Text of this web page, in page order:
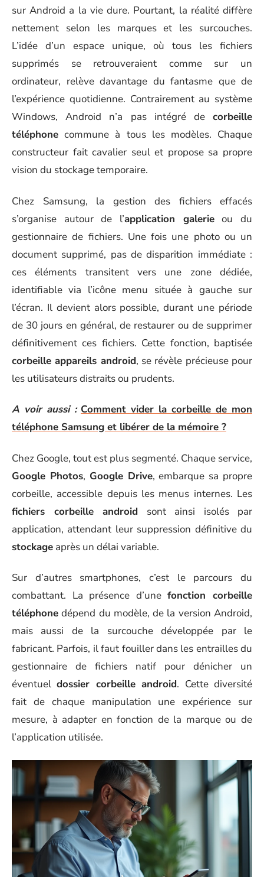
sur Android a la vie dure. Pourtant, la réalité diffère
nettement selon les marques et les surcouches.
L’idée d’un espace unique, où tous les fichiers
supprimés se retrouveraient comme sur un
ordinateur, relève davantage du fantasme que de
l’expérience quotidienne. Contrairement au système
Windows, Android n’a pas intégré de corbeille
téléphone commune à tous les modèles. Chaque
constructeur fait cavalier seul et propose sa propre
vision du stockage temporaire.
Chez Samsung, la gestion des fichiers effacés
s’organise autour de l’application galerieou du
gestionnaire de fichiers. Une fois une photo ou un
document supprimé, pas de disparition immédiate :
ces éléments transitent vers une zone dédiée,
identifiable via l’icône menu située à gauche sur
l’écran. Il devient alors possible, durant une période
de 30 jours en général, de restaurer ou de supprimer
définitivement ces fichiers. Cette fonction, baptisée
corbeille appareils android, se révèle précieuse pour
les utilisateurs distraits ou prudents.
A voir aussi : Comment vider la corbeille de mon
téléphone Samsung et libérer de la mémoire ?
Chez Google, tout est plus segmenté. Chaque service,
Google Photos, Google Drive, embarque sa propre
corbeille, accessible depuis les menus internes. Les
fichiers corbeille android sont ainsi isolés par
application, attendant leur suppression définitive du
stockage après un délai variable.
Sur d’autres smartphones, c’est le parcours du
combattant. La présence d’unefonction corbeille
téléphone dépend du modèle, de la version Android,
mais aussi de la surcouche développée par le
fabricant. Parfois, il faut fouiller dans les entrailles du
gestionnaire de fichiers natif pour dénicher un
éventueldossier corbeille android. Cette diversité
fait de chaque manipulation une expérience sur
mesure, à adapter en fonction de la marque ou de
l’application utilisée.